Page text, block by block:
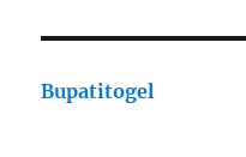
Bupatitogel